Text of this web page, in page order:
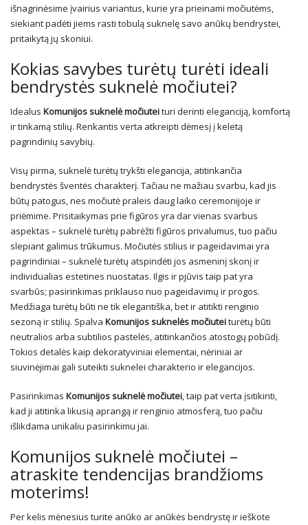
išnagrinėsime įvairius variantus, kurie yra prieinami močiutėms,
siekiant padėti jiems rasti tobulą suknelę savo anūkų bendrystei,
pritaikytą jų skoniui.
Kokias savybes turėtų turėti ideali
bendrystės suknelė močiutei?
Idealus Komunijos suknelė močiuteituri derinti eleganciją, komfortą
ir tinkamą stilių. Renkantis verta atkreipti dėmesį į keletą
pagrindinių savybių.
Visų pirma, suknelė turėtų trykšti elegancija, atitinkančia
bendrystės šventės charakterį. Tačiau ne mažiau svarbu, kad jis
būtų patogus, nes močiutė praleis daug laiko ceremonijoje ir
priėmime. Prisitaikymas prie figūros yra dar vienas svarbus
aspektas – suknelė turėtų pabrėžti figūros privalumus, tuo pačiu
slepiant galimus trūkumus. Močiutės stilius ir pageidavimai yra
pagrindiniai – suknelė turėtų atspindėti jos asmeninį skonį ir
individualias estetines nuostatas. Ilgis ir pjūvis taip pat yra
svarbūs; pasirinkimas priklauso nuo pageidavimų ir progos.
Medžiaga turėtų būti ne tik elegantiška, bet ir atitikti renginio
sezoną ir stilių. Spalva Komunijos suknelės močiuteiturėtų būti
neutralios arba subtilios pastelės, atitinkančios atostogų pobūdį.
Tokios detalės kaip dekoratyviniai elementai, nėriniai ar
siuvinėjimai gali suteikti suknelei charakterio ir elegancijos.
Pasirinkimas Komunijos suknelė močiutei, taip pat verta įsitikinti,
kad ji atitinka likusią aprangą ir renginio atmosferą, tuo pačiu
išlikdama unikaliu pasirinkimu jai.
Komunijos suknelė močiutei –
atraskite tendencijas brandžioms
moterims!
Per kelis mėnesius turite anūko ar anūkės bendrystę ir ieškote